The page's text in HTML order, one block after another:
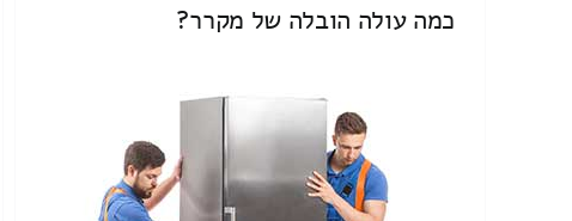
כמה עולה הובלה של מקרר?